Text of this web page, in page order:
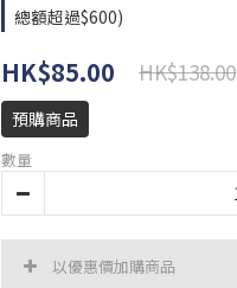
總額超過$600)
HK$85.00 HK$138.00
預購商品
數量
以優惠價加購商品